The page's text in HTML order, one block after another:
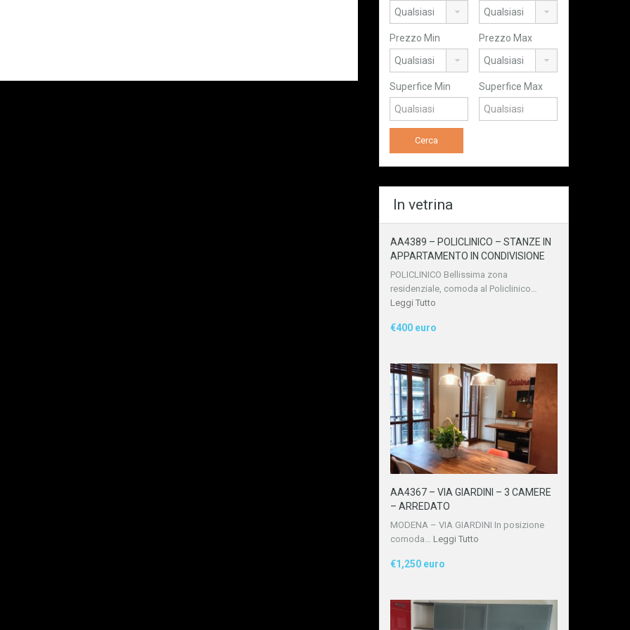
Prezzo Min Prezzo Max
Superfice Min Superfice Max
In vetrina
AA4389 – POLICLINICO – STANZE IN
APPARTAMENTO IN CONDIVISIONE
POLICLINICO Bellissima zona
residenziale, comoda al Policlinico…
Leggi Tutto
€400 euro
AA4367 – VIA GIARDINI – 3 CAMERE
– ARREDATO
MODENA – VIA GIARDINI In posizione
comoda… Leggi Tutto
€1,250 euro